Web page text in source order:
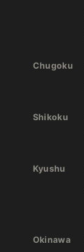
Chugoku
Shikoku
Kyushu
Okinawa